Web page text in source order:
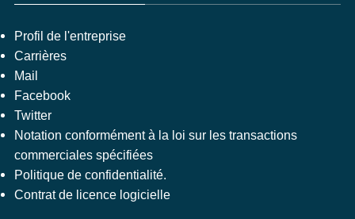
Profil de l'entreprise
Carrières
Mail
Facebook
Twitter
Notation conformément à la loi sur les transactions
commerciales spécifiées
Politique de confidentialité.
Contrat de licence logicielle